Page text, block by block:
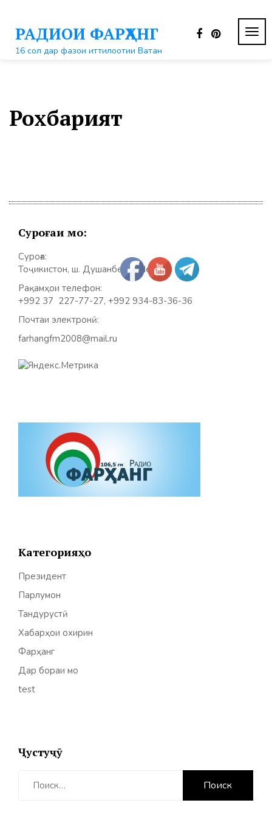
контентуРАДИОИ ФАРҲАНГ
16 сол дар фазои иттилоотии Ватан
Рохбарият
Суроғаи мо:
Суроға:
Тоҷикистон, ш. Душанбе, к. Шерозӣ 31
Рақамҳои телефон:
+992 37 227-77-27, +992 934-83-36-36
Почтаи электронӣ:
farhangfm2008@mail.ru
Категорияҳо
Президент
Парлумон
Тандурустӣ
Хабарҳои охирин
Фарҳанг
Дар бораи мо
test
Ҷустуҷӯ